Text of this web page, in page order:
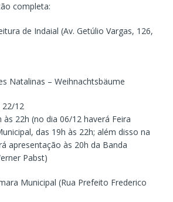
completa:
de Indaial (Av. Getúlio Vargas, 126,
Natalinas – Weihnachtsbäume
22/12
às 22h (no dia 06/12 haverá Feira
das 19h às 22h; além disso na
apresentação às 20h da Banda
Pabst)
Municipal (Rua Prefeito Frederico